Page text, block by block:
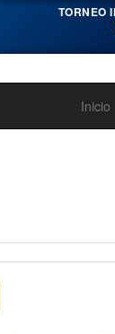
TORNEO
Inicio
Dropdown